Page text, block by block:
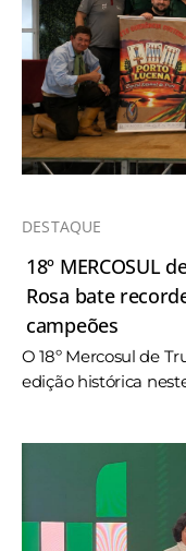
DESTAQUE
18º MERCOSUL
Rosa bate
campeões
O 18º Mercosul de
edição histórica